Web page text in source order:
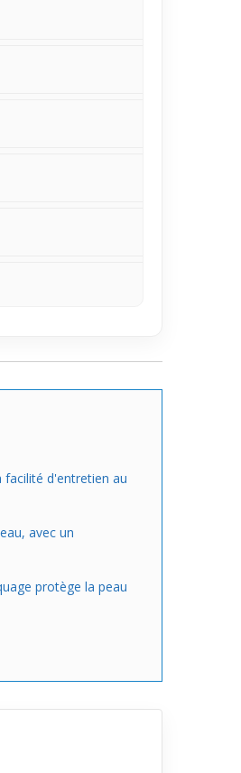
d'entretien au
avec un
protège la peau